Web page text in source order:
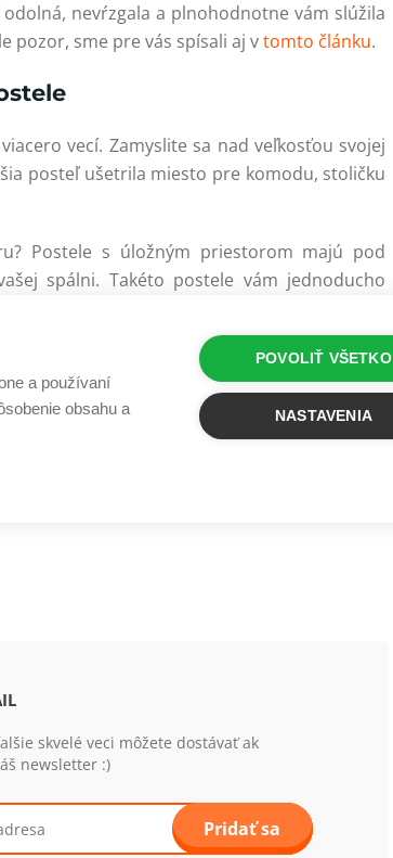
nevŕzgala a plnohodnotne vám slúžila
pozor, sme pre vás spísali aj vtomto článku.
vecí. Zamyslite sa nad veľkosťou svojej
posteľ ušetrila miesto pre komodu, stoličku
Postele s úložným priestorom majú pod
spálni. Takéto postele vám jednoducho
spoločenské hry a iné.
kúpa postele jedným z najdôležitejších
postele svojich snov zvážte veľkosť
skvelé veci môžete dostávať ak
newsletter :)
Pridať sa
a používaní
obsahu a
POVOLIŤ VŠETKO
NASTAVENIA